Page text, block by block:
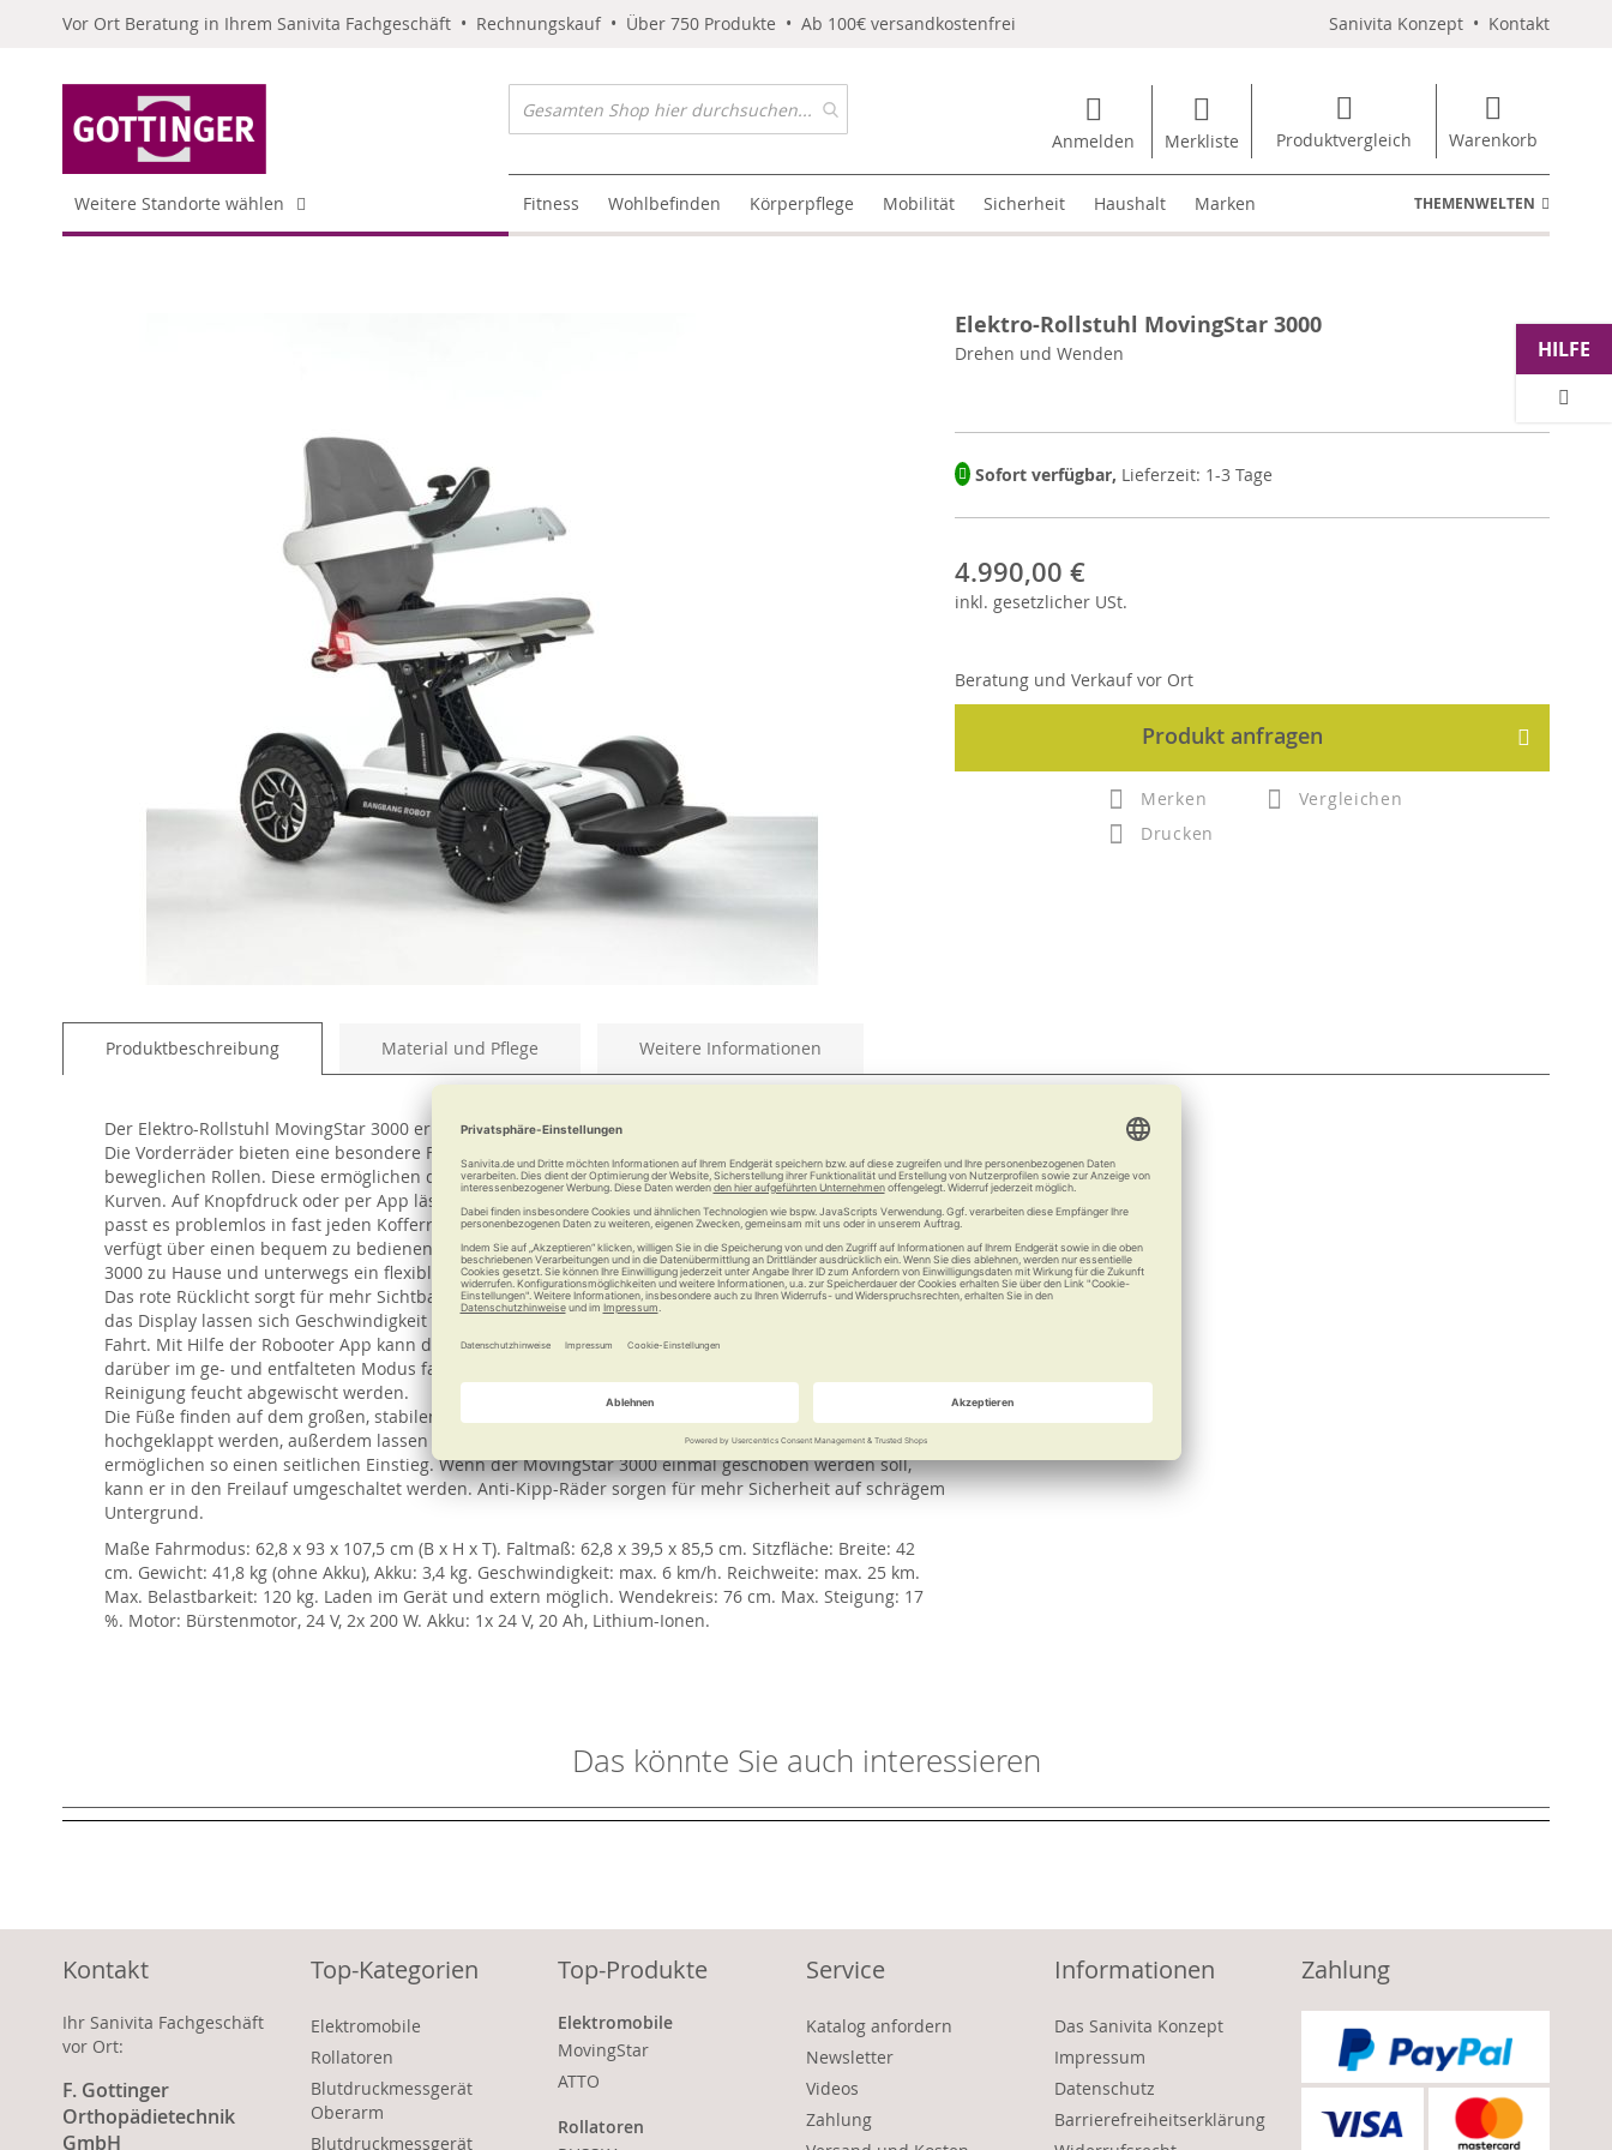
Vor Ort Beratung in Ihrem Sanivita Fachgeschäft • Rechnungskauf • Über 750 Produkte • Ab 100€ versandkostenfrei Sanivita Konzept • Kontakt
Anmelden Merkliste Produktvergleich Warenkorb
Weitere Standorte wählen Fitness Wohlbefinden Körperpflege Mobilität Sicherheit Haushalt Marken THEMENWELTEN
to
beginning
images
gallery
Elektro-Rollstuhl MovingStar 3000
Drehen und Wenden
Sofort verfügbar, Lieferzeit: 1-3 Tage
4.990,00 €
inkl. gesetzlicher USt.
Beratung und Verkauf vor Ort
Produkt anfragen
Merken
Vergleichen
Drucken
Produktbeschreibung Material und Pflege Weitere Informationen
Der Elektro-Rollstuhl MovingStar 3000 ermöglicht eine komfortable Mobilität und ist erstaunlich wendig.
Die Vorderräder bieten eine besondere Funktion: Jedes Vorderrad besteht in sich aus mehreren einzeln
beweglichen Rollen. Diese ermöglichen das Drehen auf der Stelle und erleichtern das Fahren um enge
Kurven. Auf Knopfdruck oder per App lässt sich dieses Modell kompakt zusammen falten. Dadurch
passt es problemlos in fast jeden Kofferraum. Die wahlweise rechts oder links montierbare Steuerung
verfügt über einen bequem zu bedienenden Joystick mit großer Handauflage. So ist der MovingStar
3000 zu Hause und unterwegs ein flexibler Begleiter.
Das rote Rücklicht sorgt für mehr Sichtbarkeit und kann wahlweise an- und ausgeschaltet werden. Über
das Display lassen sich Geschwindigkeit und Ladestand anzeigen. Ein Tempomat sorgt für entspannte
Fahrt. Mit Hilfe der Robooter App kann der MovingStar gefaltet und entfaltet werden. Außerdem ist er
darüber im ge- und entfalteten Modus fahrbar. Das gepolsterte Sitzkissen ist abnehmbar und kann zur
Reinigung feucht abgewischt werden.
Die Füße finden auf dem großen, stabilen Fußbrett Platz. Zum Ein- und Ausstieg kann das Fußbrett
hochgeklappt werden, außerdem lassen sich beide Armlehnen komplett nach hinten klappen und
ermöglichen so einen seitlichen Einstieg. Wenn der MovingStar 3000 einmal geschoben werden soll,
kann er in den Freilauf umgeschaltet werden. Anti-Kipp-Räder sorgen für mehr Sicherheit auf schrägem
Untergrund.
Maße Fahrmodus: 62,8 x 93 x 107,5 cm (B x H x T). Faltmaß: 62,8 x 39,5 x 85,5 cm. Sitzfläche: Breite: 42
cm. Gewicht: 41,8 kg (ohne Akku), Akku: 3,4 kg. Geschwindigkeit: max. 6 km/h. Reichweite: max. 25 km.
Max. Belastbarkeit: 120 kg. Laden im Gerät und extern möglich. Wendekreis: 76 cm. Max. Steigung: 17
%. Motor: Bürstenmotor, 24 V, 2x 200 W. Akku: 1x 24 V, 20 Ah, Lithium-Ionen.
Das könnte Sie auch interessieren
HILFE
Kontakt
Ihr Sanivita Fachgeschäft
vor Ort:
F. Gottinger
Orthopädietechnik
GmbH
Top-Kategorien
Elektromobile
Rollatoren
Blutdruckmessgerät
Oberarm
Blutdruckmessgerät
Top-Produkte
Elektromobile
MovingStar
ATTO
Rollatoren
Service
Katalog anfordern
Newsletter
Videos
Zahlung
Informationen
Das Sanivita Konzept
Impressum
Datenschutz
Barrierefreiheitserklärung
Zahlung